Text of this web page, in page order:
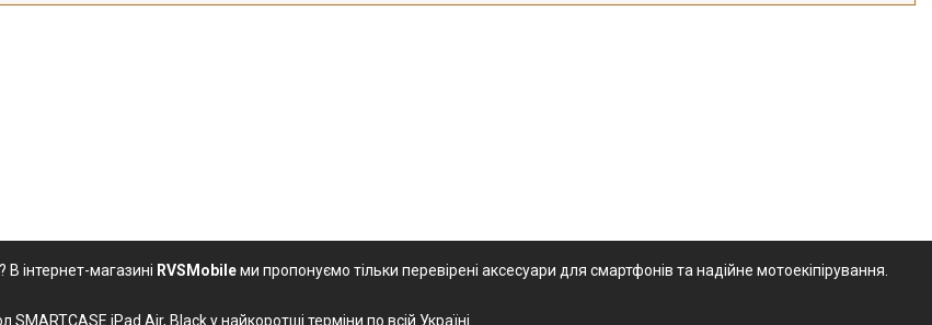
В інтернет-магазині RVSMobileми пропонуємо тільки перевірені аксесуари для смартфонів та надійне мотоекіпірування.
iPad Air, Black у найкоротші терміни по всій Україні.